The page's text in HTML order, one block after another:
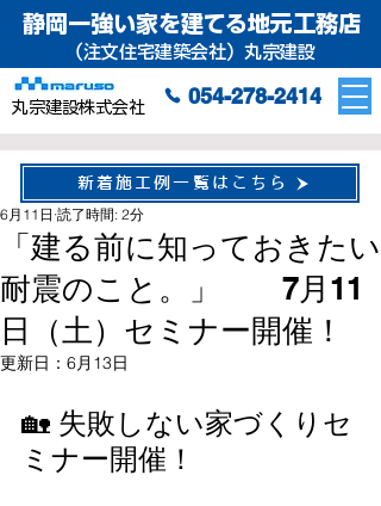
静岡一強い家を建てる地元工務店
（注文住宅建築会社）丸宗建設
054-278-2414
丸宗建設株式会社
新着施工例一覧はこちら
「建る前に知っておきたい
耐震のこと。」 7月11
日（土）セミナー開催！
6月11日 読了時間: 2分
更新日： 6月13日
🏡 失敗しない家づくりセ
ミナー開催！